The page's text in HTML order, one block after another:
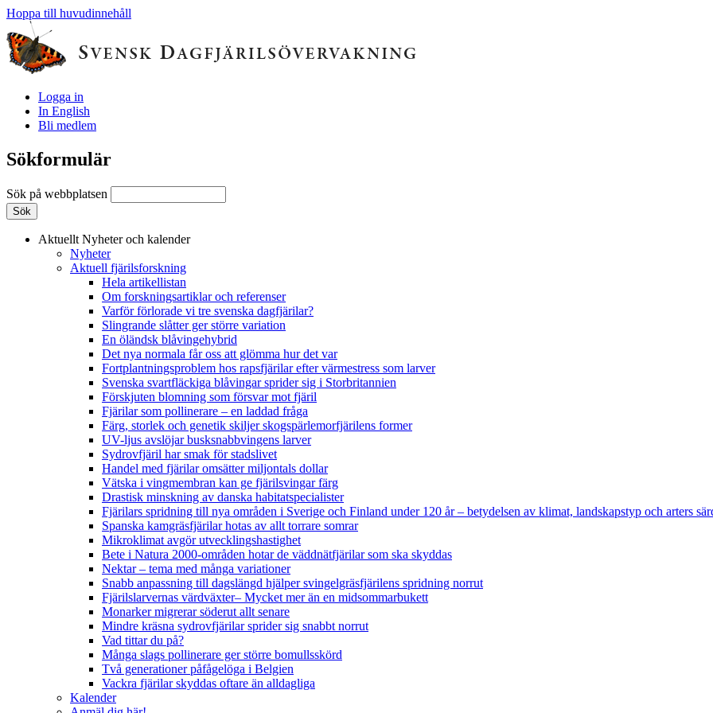
Hoppa till huvudinnehåll
Logga in
In English
Bli medlem
Sökformulär
Sök på webbplatsen
Aktuellt Nyheter och kalender
Nyheter
Aktuell fjärilsforskning
Hela artikellistan
Om forskningsartiklar och referenser
Varför förlorade vi tre svenska dagfjärilar?
Slingrande slåtter ger större variation
En öländsk blåvingehybrid
Det nya normala får oss att glömma hur det var
Fortplantningsproblem hos rapsfjärilar efter värmestress som larver
Svenska svartfläckiga blåvingar sprider sig i Storbritannien
Förskjuten blomning som försvar mot fjäril
Fjärilar som pollinerare – en laddad fråga
Färg, storlek och genetik skiljer skogspärlemorfjärilens former
UV-ljus avslöjar busksnabbvingens larver
Sydrovfjäril har smak för stadslivet
Handel med fjärilar omsätter miljontals dollar
Vätska i vingmembran kan ge fjärilsvingar färg
Drastisk minskning av danska habitatspecialister
Fjärilars spridning till nya områden i Sverige och Finland under 120 år– betydelsen av klimat, landskapstyp och arters
Spanska kamgräsfjärilar hotas av allt torrare somrar
Mikroklimat avgör utvecklingshastighet
Bete i Natura 2000-områden hotar de väddnätfjärilar som ska skyddas
Nektar – tema med många variationer
Snabb anpassning till dagslängd hjälper svingelgräsfjärilens spridning norrut
Fjärilslarvernas värdväxter– Mycket mer än en midsommarbukett
Monarker migrerar söderut allt senare
Mindre kräsna sydrovfjärilar sprider sig snabbt norrut
Vad tittar du på?
Många slags pollinerare ger större bomullsskörd
Två generationer påfågelöga i Belgien
Vackra fjärilar skyddas oftare än alldagliga
Kalender